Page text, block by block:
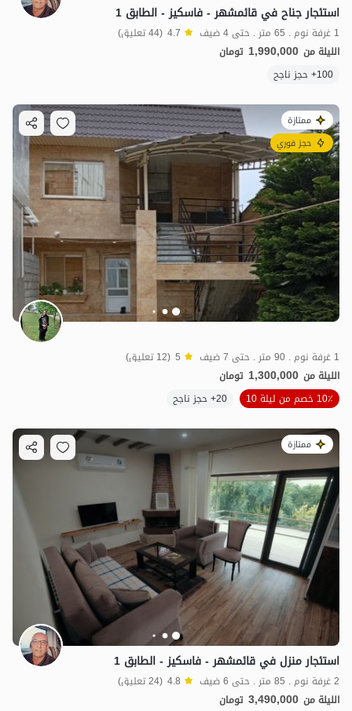
استئجار جناح في قائمشهر - فاسكيز - الطابق 1
1 غرفة نوم . 65 متر . حتى 4 ضيف 4.7 (44 تعليق)
الليلة من 1,990,000 تومان
100+ حجز ناجح
ممتازة
حجز فوري
1 غرفة نوم . 90 متر . حتى 7 ضيف 5 (12 تعليق)
الليلة من 1,300,000 تومان
10٪ خصم من ليلة 10
20+ حجز ناجح
ممتازة
استئجار منزل في قائمشهر - فاسكيز - الطابق 1
2 غرفة نوم . 85 متر . حتى 6 ضيف 4.8 (24 تعليق)
الليلة من 3,490,000 تومان